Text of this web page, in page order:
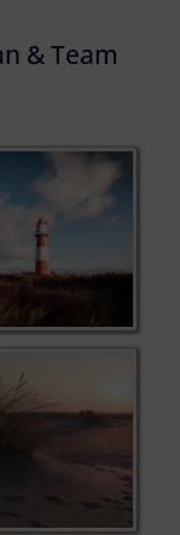
& Team